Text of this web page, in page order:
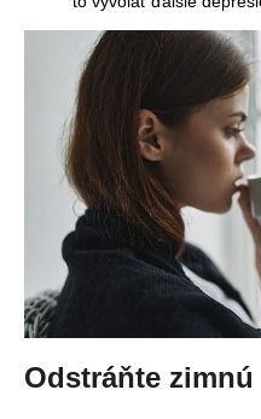
Odstráňte zimnú